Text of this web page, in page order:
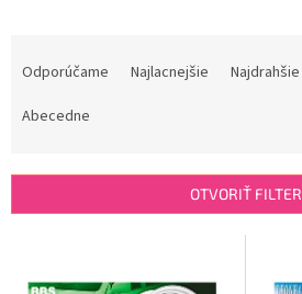
p
Odporúčame Najlacnejšie Najdrahšie
Abecedne
OTVORIŤ FILTER